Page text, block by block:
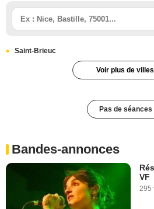
Saint-Brieuc
Voir plus de villes
Pas de séances
Bandes-annonces
VF
295